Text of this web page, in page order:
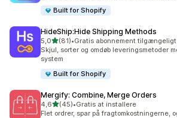
Built for Shopify
HideShip:Hide Shipping Methods
5,0ud af 5 stjerner
(81)
81 anmeldelser i alt
•Gratis abonnement tilgængeligt
Skjul, sorter og omdøb leveringsmetoder
system
Built for Shopify
Mergify: Combine, Merge Orders
4,6ud af 5 stjerner
(45)
45 anmeldelser i alt
•Gratis at installere
Flet ordrer, spar på fragtomkostningerne,